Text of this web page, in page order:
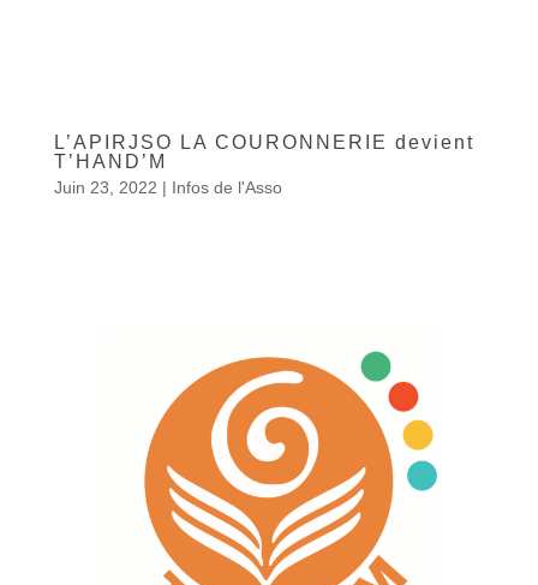
L’APIRJSO LA COURONNERIE devient
T’HAND’M
Juin 23, 2022 | Infos de l'Asso